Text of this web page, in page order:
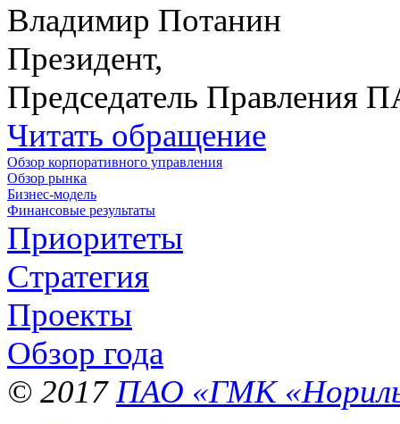
Владимир Потанин
Президент,
Председатель Правления
Читать обращение
Обзор корпоративного управления
Обзор рынка
Бизнес-модель
Финансовые результаты
Приоритеты
Стратегия
Проекты
Обзор года
© 2017 ПАО «ГМК